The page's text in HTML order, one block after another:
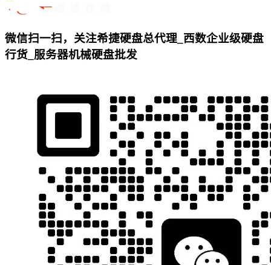
微信扫一扫，关注希捷硬盘总代理_西数企业级硬盘
行货_服务器机械硬盘批发